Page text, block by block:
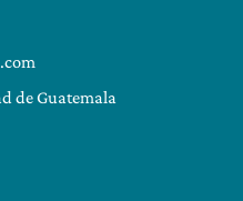
de Guatemala